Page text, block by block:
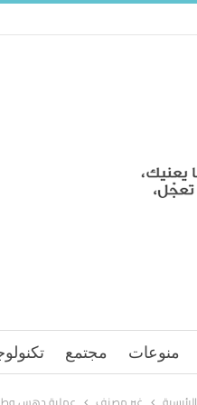
منوعات مجتمع